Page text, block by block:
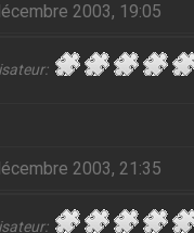
2003, 19:05
2003, 21:35